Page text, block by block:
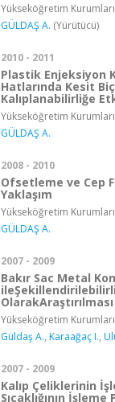
Yükseköğretim
GÜLDAŞ A. (Yürütücü)
2010 - 2011
Plastik Enjeksiyon
Hatlarında Kesit
Kalıplanabilirliğe
Yükseköğretim
GÜLDAŞ A.
2008 - 2010
Ofsetleme ve Cep
Yaklaşım
Yükseköğretim
GÜLDAŞ A.
2007 - 2009
Bakır Sac Metal
OlarakAraştırılması
Yükseköğretim
Güldaş A., Karaağaç I.,
2007 - 2009
Kalıp Çeliklerinin
Sıcaklığının